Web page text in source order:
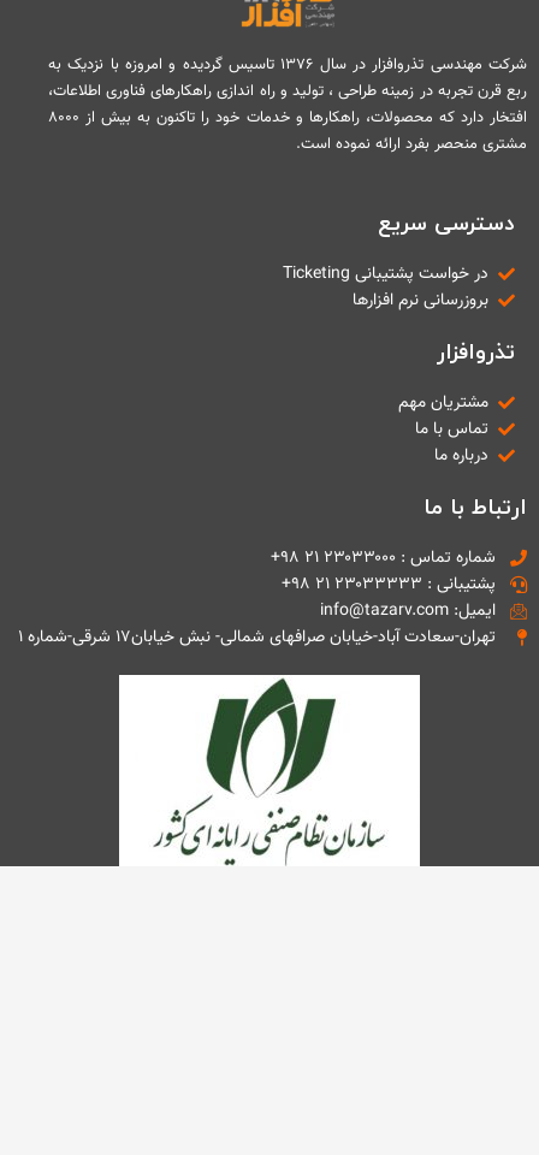
شرکت مهندسی تذروافزار در سال ۱۳۷۶ تاسیس گردیده و امروزه با نزدیک به
ربع قرن تجربه در زمینه طراحی ، تولید و راه اندازی راهکارهای فناوری اطلاعات،
افتخار دارد که محصولات، راهکارها و خدمات خود را تاکنون به بیش از ۸۰۰۰
مشتری منحصر بفرد ارائه نموده است.
دسترسی سریع
در خواست پشتیبانی Ticketing
بروزرسانی نرم افزارها
تذروافزار
مشتریان مهم
تماس با ما
درباره ما
ارتباط با ما
شماره تماس : ۲۳۰۳۳۰۰۰ ۲۱ ۹۸+
پشتیبانی : ۲۳۰۳۳۳۳۳ ۲۱ ۹۸+
ایمیل: info@tazarv.com
تهران-سعادت آباد-خیابان صرافهای شمالی- نبش خیابان۱۷ شرقی-شماره ۱